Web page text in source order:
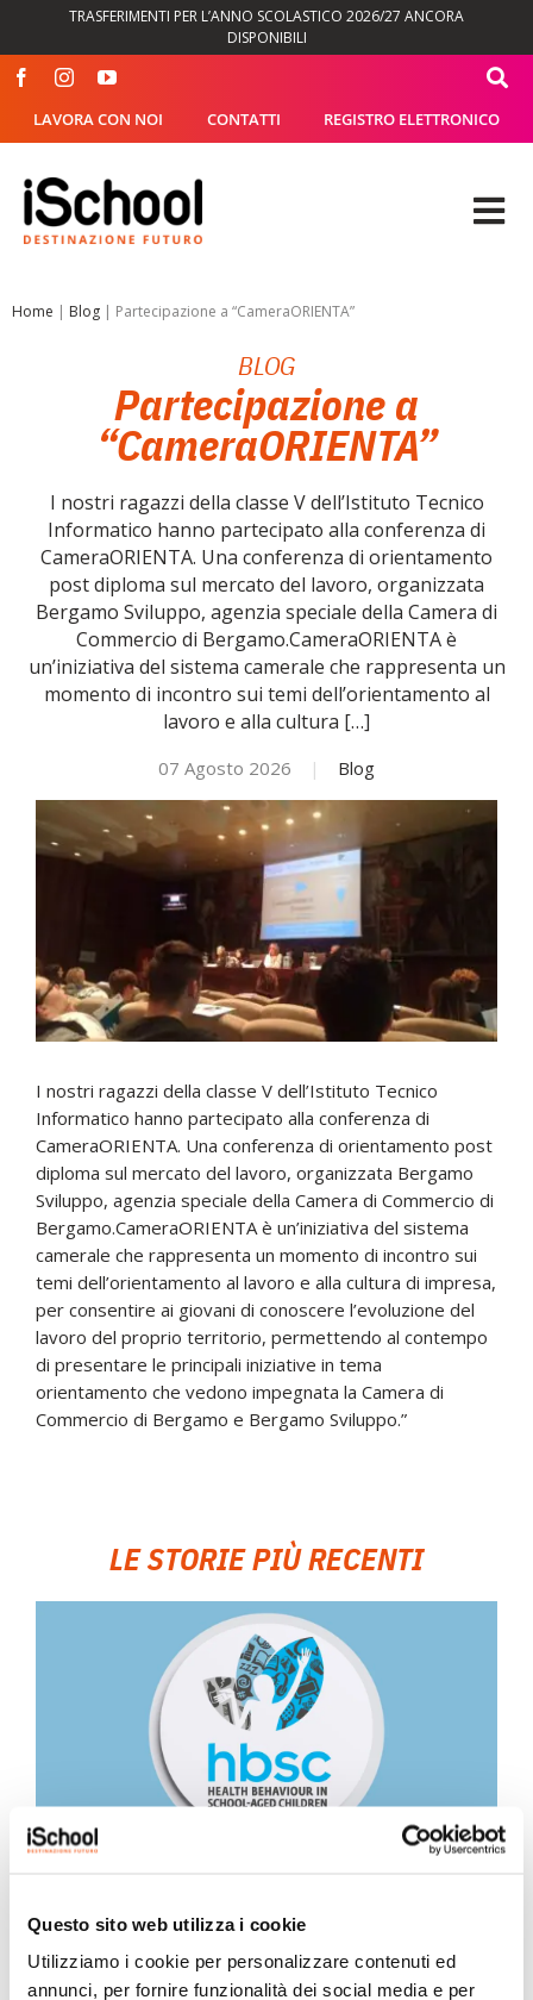
Questo sito web utilizza i cookie
Utilizziamo i cookie per personalizzare contenuti ed
annunci, per fornire funzionalità dei social media e per
contenuto
TRASFERIMENTI PER L’ANNO SCOLASTICO 2026/27 ANCORA
DISPONIBILI
LAVORA CON NOI CONTATTI REGISTRO ELETTRONICO
SEGRETERIA
ISCHOOL
NOVITÀ
ISCRIVITI
ESAMI DI IDONEITÀ
Home | Blog| Partecipazione a “CameraORIENTA”
BLOG
Partecipazione a
“CameraORIENTA”
I nostri ragazzi della classe V dell’Istituto Tecnico
Informatico hanno partecipato alla conferenza di
CameraORIENTA. Una conferenza di orientamento
post diploma sul mercato del lavoro, organizzata
Bergamo Sviluppo, agenzia speciale della Camera di
Commercio di Bergamo.CameraORIENTA è
un’iniziativa del sistema camerale che rappresenta un
momento di incontro sui temi dell’orientamento al
lavoro e alla cultura […]
07 Agosto 2026 | Blog
I nostri ragazzi della classe V dell’Istituto Tecnico
Informatico hanno partecipato alla conferenza di
CameraORIENTA. Una conferenza di orientamento post
diploma sul mercato del lavoro, organizzata Bergamo
Sviluppo, agenzia speciale della Camera di Commercio di
Bergamo.CameraORIENTA è un’iniziativa del sistema
camerale che rappresenta un momento di incontro sui
temi dell’orientamento al lavoro e alla cultura di impresa,
per consentire ai giovani di conoscere l’evoluzione del
lavoro del proprio territorio, permettendo al contempo
di presentare le principali iniziative in tema
orientamento che vedono impegnata la Camera di
Commercio di Bergamo e Bergamo Sviluppo.”
LE STORIE PIÙ RECENTI
nazionale HBSC 2025/2026
25 Maggio 2026